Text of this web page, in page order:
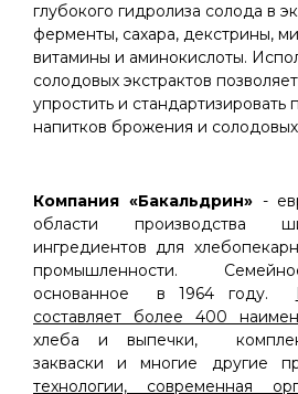
глубокого гидролиза солода в
ферменты, сахара, декстрины,
витамины и аминокислоты.
солодовых экстрактов
упростить и стандартизировать
напитков брожения и
Компания «Бакальдрин» -
области производства
ингредиентов для
промышленности.
основанное в 1964 году.
составляет более 400
хлеба и выпечки,
закваски и многие другие
технологии, современная